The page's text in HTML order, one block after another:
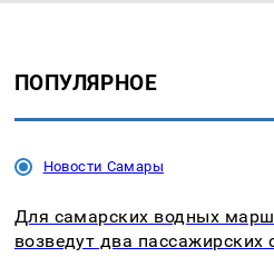
ПОПУЛЯРНОЕ
Новости Самары
Для самарских водных
возведут два пассажирских